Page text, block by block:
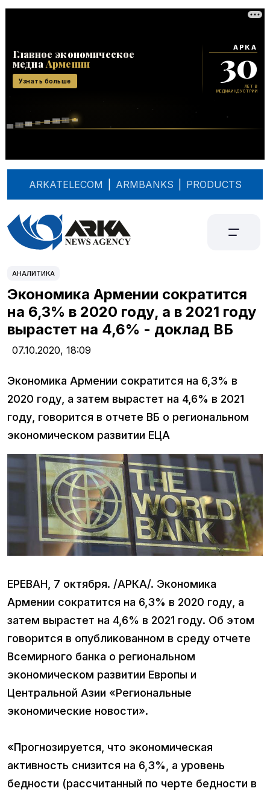
ARKATELECOM ARMBANKS PRODUCTS
АНАЛИТИКА
Экономика Армении сократится
на 6,3% в 2020 году, а в 2021 году
вырастет на 4,6% - доклад ВБ
07.10.2020, 18:09
Экономика Армении сократится на 6,3% в
2020 году, а затем вырастет на 4,6% в 2021
году, говорится в отчете ВБ о региональном
экономическом развитии ЕЦА
ЕРЕВАН, 7 октября. /АРКА/. Экономика
Армении сократится на 6,3% в 2020 году, а
затем вырастет на 4,6% в 2021 году. Об этом
говорится в опубликованном в среду отчете
Всемирного банка о региональном
экономическом развитии Европы и
Центральной Азии «Региональные
экономические новости».
«Прогнозируется, что экономическая
активность снизится на 6,3%, а уровень
бедности (рассчитанный по черте бедности в